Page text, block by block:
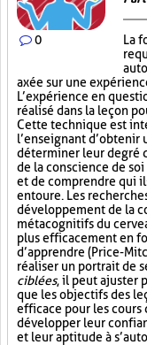
0 La
axée sur une
L’expérience en
réalisé dans la leçon
Cette technique est
l’enseignant d’obtenir
déterminer leur degré
de la conscience de
et de comprendre qui
entoure. Les
développement de la
métacognitifs du
plus efficacement en
d’apprendre (Price-
réaliser un portrait de
ciblées, il peut ajuster
que les objectifs des
efficace pour les cours
développer leur
et leur aptitude à